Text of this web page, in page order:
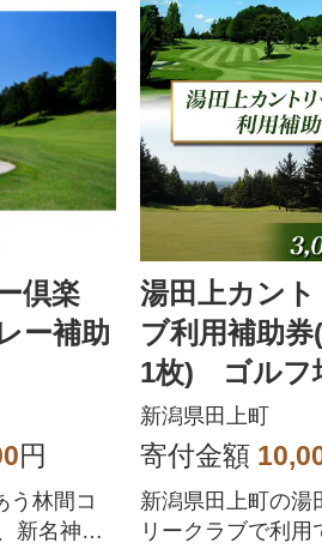
倶楽
ー補助
円
う林間コ
湯田上カン
ブ利用補助券
1枚) ゴルフ
券 ゴルフ
新潟県田上町
新潟県田上町
寄付金額
新潟県田上町の湯
リークラブで利用